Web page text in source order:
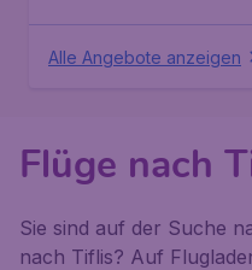
Alle Angebote anzeigen
Flüge nach
Sie sind auf der Suche
nach Tiflis? Auf